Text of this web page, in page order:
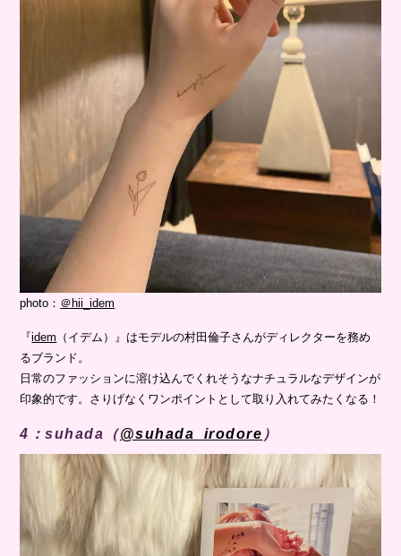
photo： ＠hii_idem
『idem （イデム）』はモデルの村田倫子さんがディレクターを務め
るブランド。
日常のファッションに溶け込んでくれそうなナチュラルなデザインが
印象的です。さりげなくワンポイントとして取り入れてみたくなる！
4：suhada（@suhada_irodore ）